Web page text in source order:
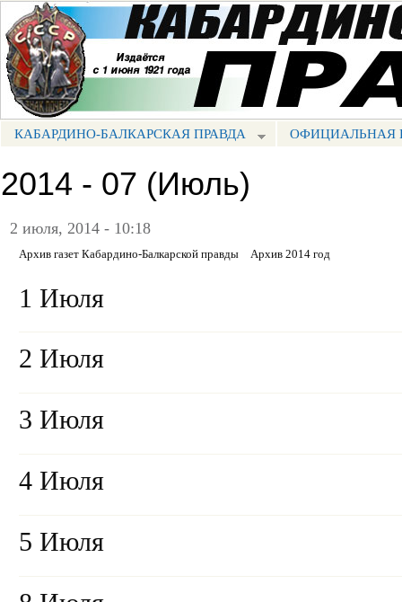
Портал СМИ КБР
МЕНЮ КБП
КАБАРДИНО-БАЛКАРСКАЯ ПРАВДА ОФИЦИАЛЬНАЯ
2014 - 07 (Июль)
2 июля, 2014 - 10:18
Архив газет Кабардино-Балкарской правды Архив 2014 год
1 Июля
2 Июля
3 Июля
4 Июля
5 Июля